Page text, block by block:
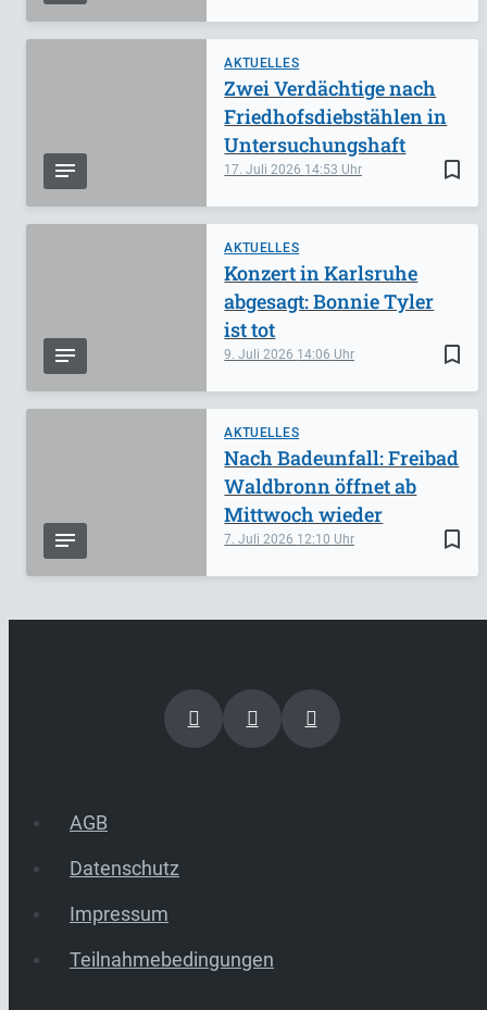
AKTUELLES
bookmark_border
17. Juli 2026 14:53
Zwei Verdächtige nach
Friedhofsdiebstählen in
Untersuchungshaft
AKTUELLES
bookmark_border
9. Juli 2026 14:06
Konzert in Karlsruhe
abgesagt: Bonnie Tyler
ist tot
AKTUELLES
bookmark_border
7. Juli 2026 12:10
Nach Badeunfall: Freibad
Waldbronn öffnet ab
Mittwoch wieder
AGB
Datenschutz
Impressum
Teilnahmebedingungen